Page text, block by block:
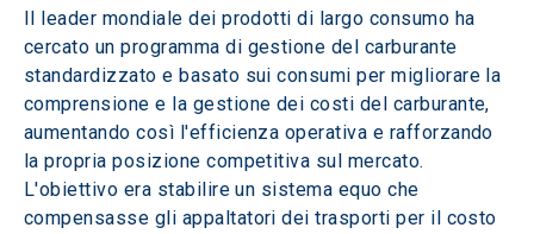
Il leader mondiale dei prodotti di largo consumo ha
cercato un programma di gestione del carburante
standardizzato e basato sui consumi per migliorare la
comprensione e la gestione dei costi del carburante,
aumentando così l'efficienza operativa e rafforzando
la propria posizione competitiva sul mercato.
L'obiettivo era stabilire un sistema equo che
compensasse gli appaltatori dei trasporti per il costo